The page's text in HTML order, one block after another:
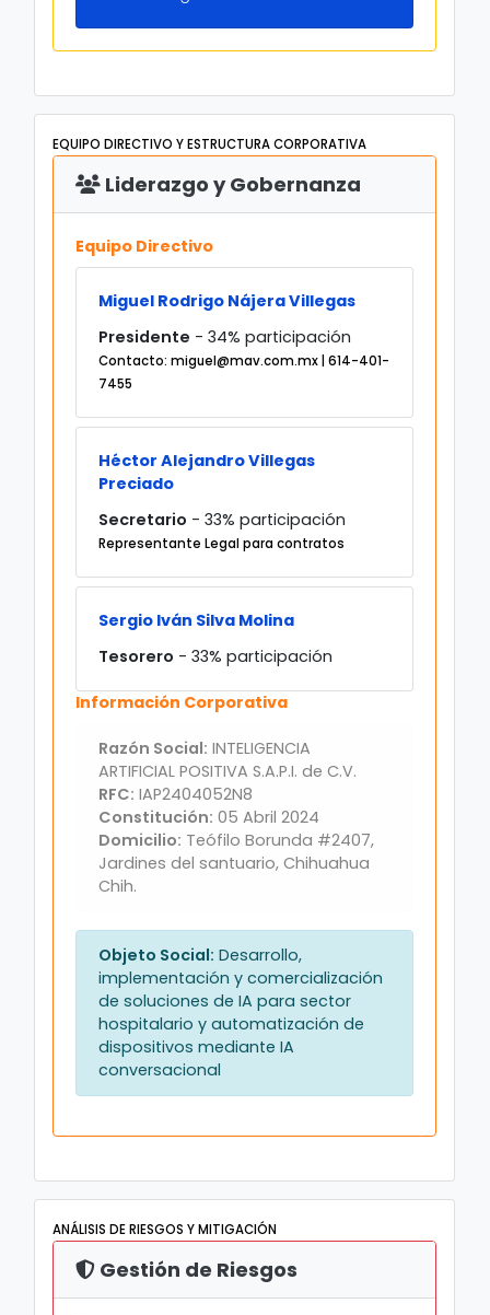
EQUIPO DIRECTIVO Y ESTRUCTURA CORPORATIVA
Liderazgo y Gobernanza
Equipo Directivo
Miguel Rodrigo Nájera Villegas
Presidente - 34% participación
Contacto: miguel@mav.com.mx | 614-401-
7455
Héctor Alejandro Villegas
Preciado
Secretario - 33% participación
Representante Legal para contratos
Sergio Iván Silva Molina
Tesorero - 33% participación
Información Corporativa
Razón Social: INTELIGENCIA
ARTIFICIAL POSITIVA S.A.P.I. de C.V.
RFC: IAP2404052N8
Constitución: 05 Abril 2024
Domicilio: Teófilo Borunda #2407,
Jardines del santuario, Chihuahua
Chih.
Objeto Social: Desarrollo,
implementación y comercialización
de soluciones de IA para sector
hospitalario y automatización de
dispositivos mediante IA
conversacional
ANÁLISIS DE RIESGOS Y MITIGACIÓN
Gestión de Riesgos